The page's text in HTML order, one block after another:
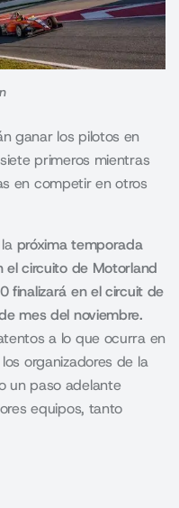
ganar los pilotos en
primeros mientras
en competir en otros
próxima temporada
el circuito de Motorland
finalizará en el circuit de
mes del noviembre.
a lo que ocurra en
organizadores de la
un paso adelante
equipos, tanto